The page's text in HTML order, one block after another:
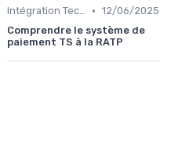
Intégration Technologique • 12/06/2025
Comprendre le système de
paiement TS à la RATP